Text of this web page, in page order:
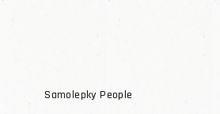
Samolepky People